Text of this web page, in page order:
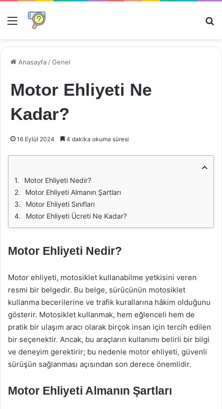
Menü
Anasayfa /Genel
Motor Ehliyeti Ne
Kadar?
16 Eylül 2024 4 dakika okuma süresi
Motor Ehliyeti Nedir?
Motor Ehliyeti Almanın Şartları
Motor Ehliyeti Sınıfları
Motor Ehliyeti Ücreti Ne Kadar?
Motor Ehliyeti Nedir?
Motor ehliyeti, motosiklet kullanabilme yetkisini veren
resmi bir belgedir. Bu belge, sürücünün motosiklet
kullanma becerilerine ve trafik kurallarına hâkim olduğunu
gösterir. Motosiklet kullanmak, hem eğlenceli hem de
pratik bir ulaşım aracı olarak birçok insan için tercih edilen
bir seçenektir. Ancak, bu araçların kullanımı belirli bir bilgi
ve deneyim gerektirir; bu nedenle motor ehliyeti, güvenli
sürüşün sağlanması açısından son derece önemlidir.
Motor Ehliyeti Almanın Şartları